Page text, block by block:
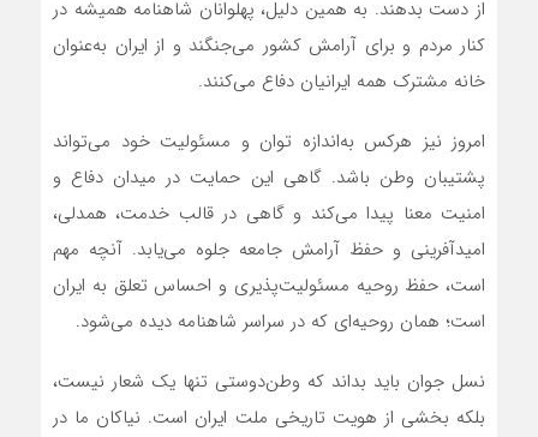
از دست بدهند. به همین دلیل، پهلوانان شاهنامه همیشه در
کنار مردم و برای آرامش کشور می‌جنگند و از ایران به‌عنوان
خانه مشترک همه ایرانیان دفاع می‌کنند.
امروز نیز هرکس به‌اندازه توان و مسئولیت خود می‌تواند
پشتیبان وطن باشد. گاهی این حمایت در میدان دفاع و
امنیت معنا پیدا می‌کند و گاهی در قالب خدمت، همدلی،
امیدآفرینی و حفظ آرامش جامعه جلوه می‌یابد. آنچه مهم
است، حفظ روحیه مسئولیت‌پذیری و احساس تعلق به ایران
است؛ همان روحیه‌ای که در سراسر شاهنامه دیده می‌شود.
نسل جوان باید بداند که وطن‌دوستی تنها یک شعار نیست،
بلکه بخشی از هویت تاریخی ملت ایران است. نیاکان ما در